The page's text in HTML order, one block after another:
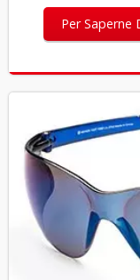
Per Saperne